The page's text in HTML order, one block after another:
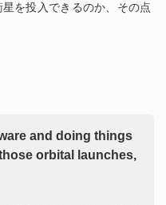
を投入できるのか、その点
and doing things
orbital launches,